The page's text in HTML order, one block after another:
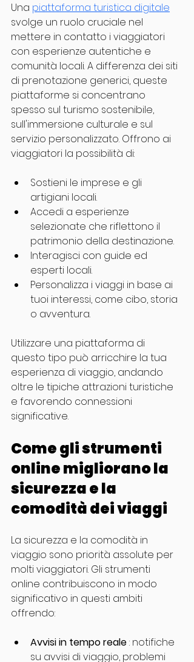
Una piattaforma turistica digitale
svolge un ruolo cruciale nel
mettere in contatto i viaggiatori
con esperienze autentiche e
comunità locali. A differenza dei siti
di prenotazione generici, queste
piattaforme si concentrano
spesso sul turismo sostenibile,
sull'immersione culturale e sul
servizio personalizzato. Offrono ai
viaggiatori la possibilità di:
Sostieni le imprese e gli
artigiani locali.
Accedi a esperienze
selezionate che riflettono il
patrimonio della destinazione.
Interagisci con guide ed
esperti locali.
Personalizza i viaggi in base ai
tuoi interessi, come cibo, storia
o avventura.
Utilizzare una piattaforma di
questo tipo può arricchire la tua
esperienza di viaggio, andando
oltre le tipiche attrazioni turistiche
e favorendo connessioni
significative.
Come gli strumenti
online migliorano la
sicurezza e la
comodità dei viaggi
La sicurezza e la comodità in
viaggio sono priorità assolute per
molti viaggiatori. Gli strumenti
online contribuiscono in modo
significativo in questi ambiti
offrendo:
Avvisi in tempo reale : notifiche
su avvisi di viaggio, problemi